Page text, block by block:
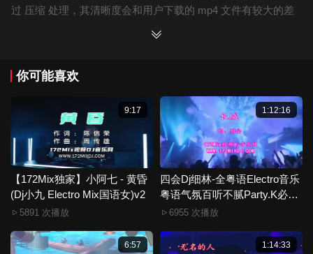
过 压缩 处理，其清晰度会和用户下载的 mp4 文件有较大的差
保证高清晰。
3.如果你喜欢 《【172Mix独家】小阿枫 - 我只在乎你(Dj宁
Electro Mix国语男)》，赶快介绍给你的朋友，一起来分享！
4.如果您发现 《【172Mix独家】小阿枫 - 我只在乎你(Dj宁
Electro Mix国语男)》视频存在分类错误，清晰度不够或无法播
放的问题，请点击这里进行 我要纠错， 谢谢！
5.172Mix舞曲视频网禁止发布违规违法的信息，若您发现有相
关违规违法内容，请点击这里进行 举报投诉 ，一旦核实，平台
将严肃处理！！
有。因平台无法一一准确审核资源的真实合法拥有者，如有侵
你可能喜欢
9:17
【172Mix独家】小阿七 - 黄昏
(Dj小九 Electro Mix国语女)v2
5891 次播放
1:12:16
四会Dj细林-全粤语Electro音乐
粤语气氛百听不腻Party.K必备
专辑172Mix串烧
6955 次播放
6:57 1:14:33